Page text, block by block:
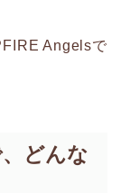
Angelsで
どんな